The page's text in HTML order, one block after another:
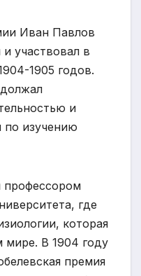
Иван Павлов
участвовал в
1905 годов.
и
по изучению
профессором
где
которая
мире. В 1904 году
премия